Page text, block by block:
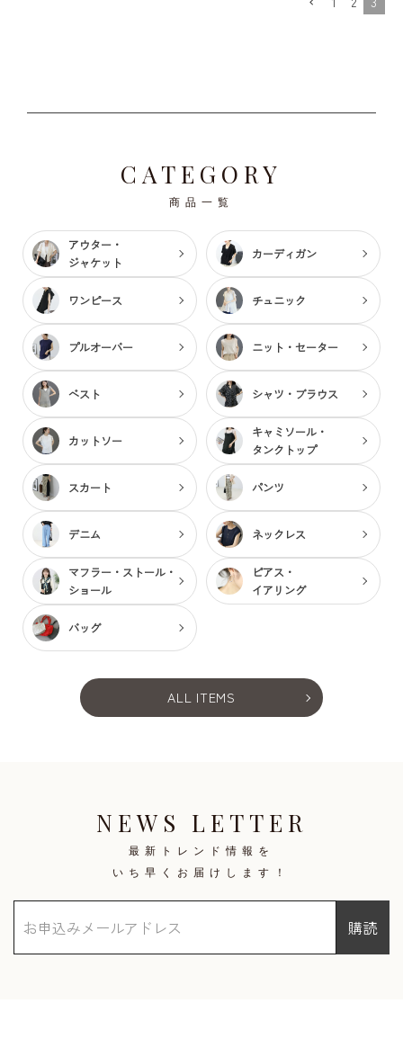
CATEGORY
商品一覧
アウター・
ジャケット
カーディガン
ワンピース チュニック
プルオーバー ニット・セーター
ベスト シャツ・ブラウス
カットソー
キャミソール・
タンクトップ
スカート パンツ
デニム ネックレス
マフラー・ストール・
ショール
ピアス・
イアリング
バッグ
ALL ITEMS
NEWS LETTER
最新トレンド情報を
いち早くお届けします！